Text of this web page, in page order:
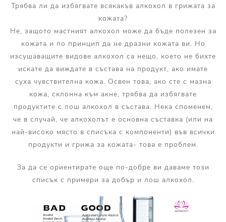
Трябва ли да избягвате всякакъв алкохол в грижата за
кожата?
Не, защото мастният алкохол може да бъде полезен за
кожата и по принцип да не дразни кожата ви. Но
изсушаващите видове алкохол са нещо, което не бихте
искате да виждате в състава на продукт, ако имате
суха чувствителна кожа. Освен това, ако сте с мазна
кожа, склонна към акне, трябва да избягвате
продуктите с лош алкохол в състава. Нека споменем,
че в случай, че алкохолът е основна съставка (или на
най-високо място в списъка с компоненти) във всички
продукти и грижа за кожата- това е проблем.
За да се ориентирате още по-добре ви даваме този
списък с примери за добър и лош алкохол.